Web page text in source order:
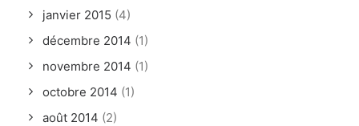
janvier 2015 (4)
décembre 2014 (1)
novembre 2014 (1)
octobre 2014 (1)
août 2014 (2)